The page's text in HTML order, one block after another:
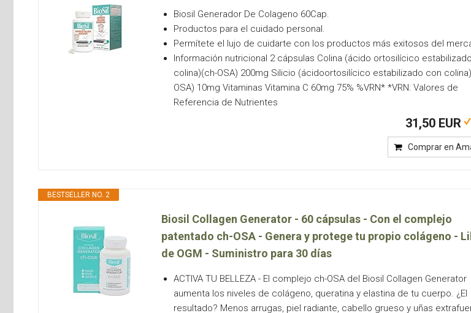
Biosil Generador De Colageno 60Cap.
Productos para el cuidado personal.
Permítete el lujo de cuidarte con los productos más exitosos del
Información nutricional 2 cápsulas Colina (ácido ortosilícico
colina)(ch-OSA) 200mg Silicio (ácidoortosilícico estabilizado con
OSA) 10mg Vitaminas Vitamina C 60mg 75% %VRN* *VRN: Valores de
Referencia de Nutrientes
31,50 EUR
Comprar en
BESTSELLER NO. 2
Biosil Collagen Generator - 60 cápsulas - Con el complejo
patentado ch-OSA - Genera y protege tu propio colágeno -
de OGM - Suministro para 30 días
ACTIVA TU BELLEZA - El complejo ch-OSA del Biosil Collagen Generator
aumenta los niveles de colágeno, queratina y elastina de tu cuerpo. ¿El
resultado? Menos arrugas, piel radiante, cabello grueso y uñas